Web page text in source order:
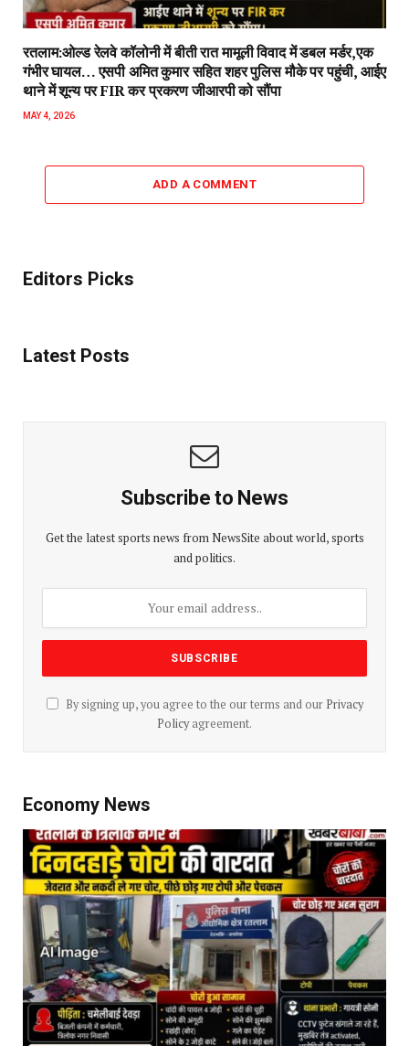
रतलाम:ओल्ड रेलवे कॉलोनी में बीती रात मामूली विवाद में डबल मर्डर,एक
गंभीर घायल… एसपी अमित कुमार सहित शहर पुलिस मौके पर पहुंची, आईए
थाने में शून्य पर FIR कर प्रकरण जीआरपी को सौंपा
MAY 4, 2026
ADD A COMMENT
Editors Picks
Latest Posts
Subscribe to News
Get the latest sports news from NewsSite about world, sports
and politics.
By signing up, you agree to the our terms and our Privacy
Policyagreement.
Economy News